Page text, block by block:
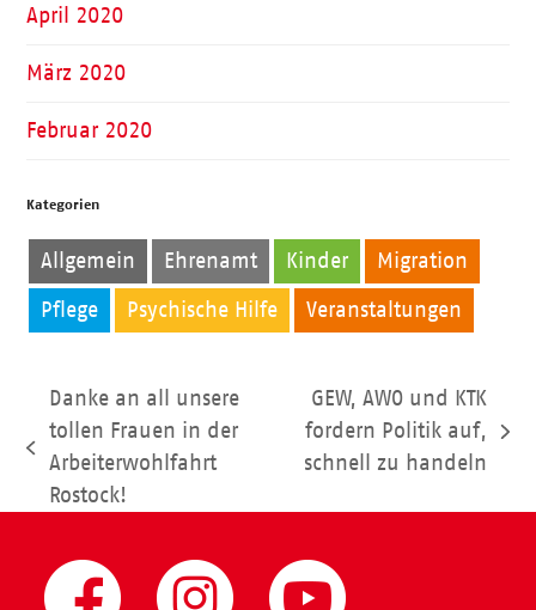
April 2020
März 2020
Februar 2020
Kategorien
Allgemein Ehrenamt Kinder Migration
Pflege Psychische Hilfe Veranstaltungen
vorheriger
Beitrag:
Danke an all unsere
tollen Frauen in der
Arbeiterwohlfahrt
Rostock!
Nächster
Beitrag:
GEW, AWO und KTK
fordern Politik auf,
schnell zu handeln